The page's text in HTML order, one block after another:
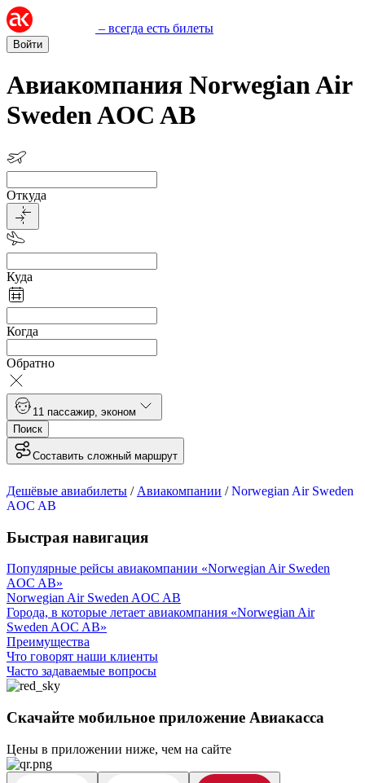
– всегда есть билеты
Войти
Авиакомпания Norwegian Air
Sweden AOC AB
Откуда
Куда
Когда
Обратно
1 1 пассажир эконом
Поиск
Составить сложный маршрут
Дешёвые авиабилеты / Авиакомпании /Norwegian Air Sweden
AOC AB
Быстрая навигация
Популярные рейсы авиакомпании «Norwegian Air Sweden
AOC AB»
Norwegian Air Sweden AOC AB
Города, в которые летает авиакомпания «Norwegian Air
Sweden AOC AB»
Преимущества
Что говорят наши клиенты
Часто задаваемые вопросы
Скачайте мобильное приложение Авиакасса
Цены в приложении ниже, чем на сайте